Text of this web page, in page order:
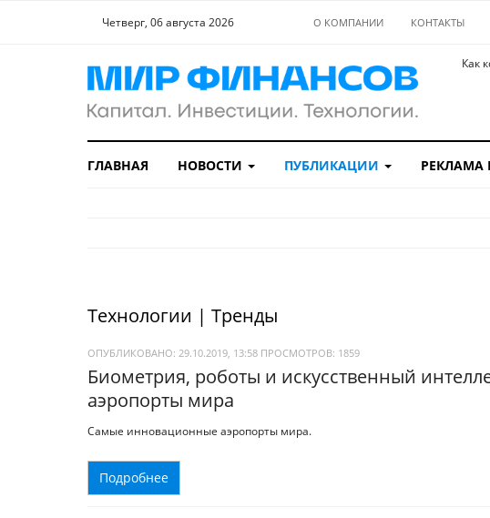
Четверг, 06 августа 2026 О КОМПАНИИ КОНТАКТЫ
Как
ГЛАВНАЯ НОВОСТИ ПУБЛИКАЦИИ РЕКЛАМА
Технологии | Тренды
ОПУБЛИКОВАНО: 29.10.2019, 13:58 ПРОСМОТРОВ: 1859
Биометрия, роботы и искусственный
аэропорты мира
Самые инновационные аэропорты мира.
Подробнее